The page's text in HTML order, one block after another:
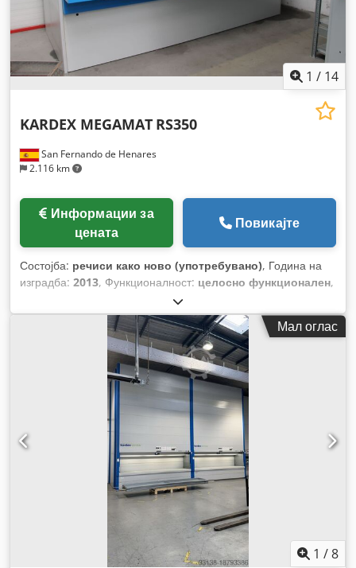
1 / 14
San Fernando de Henares
2.116 km
KARDEX MEGAMAT RS350
цената
Повикајте
Состојба: речиси како ново (употребувано), Година на
изградба: 2013, Функционалност: целосно функционален,
, вкупна ширина:
должина:3.275 мм,
Мал оглас
1 /8